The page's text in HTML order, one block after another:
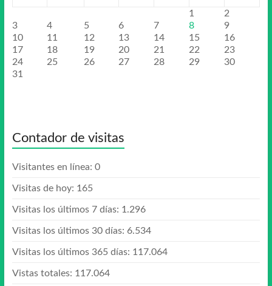
1
2
3
4 5 6 7 8
9
10
11 12 13 14 15
16
17
18 19 20 21 22
23
24
25 26 27 28 29
30
31
Contador de visitas
Visitantes en línea: 0
Visitas de hoy: 165
Visitas los últimos 7 días: 1.296
Visitas los últimos 30 días: 6.534
Visitas los últimos 365 días: 117.064
Vistas totales: 117.064